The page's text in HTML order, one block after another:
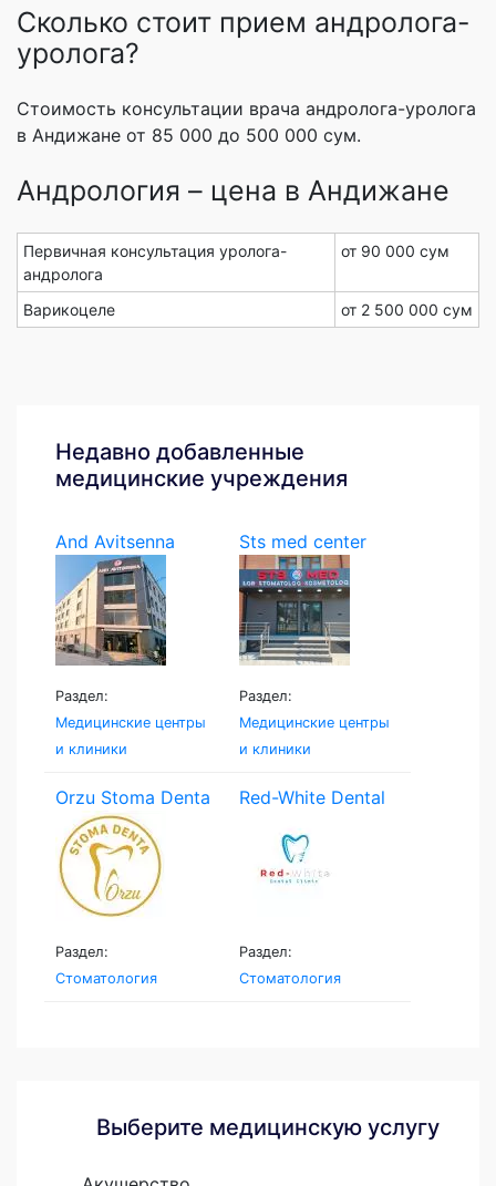
Сколько стоит прием андролога-
уролога?
Стоимость консультации врача андролога-уролога
в Андижане от 85 000 до 500 000 сум.
Андрология – цена в Андижане
Первичная консультация уролога-
андролога
от 90 000 сум
Варикоцеле от 2 500 000 сум
Недавно добавленные
медицинские учреждения
And Avitsenna
Раздел:
Медицинские центры
и клиники
Sts med center
Раздел:
Медицинские центры
и клиники
Orzu Stoma Denta
Раздел:
Стоматология
Red-White Dental
Раздел:
Стоматология
Выберите медицинскую услугу